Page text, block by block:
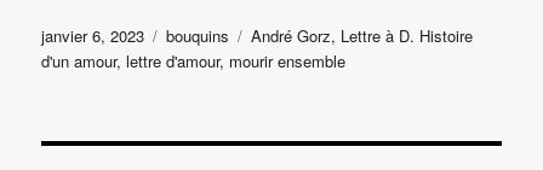
Publié
le
janvier 6, 2023 Catégories
bouquins Étiquettes
André Gorz, Lettre à D. Histoire
d'un amour,lettre d'amour, mourir ensemble